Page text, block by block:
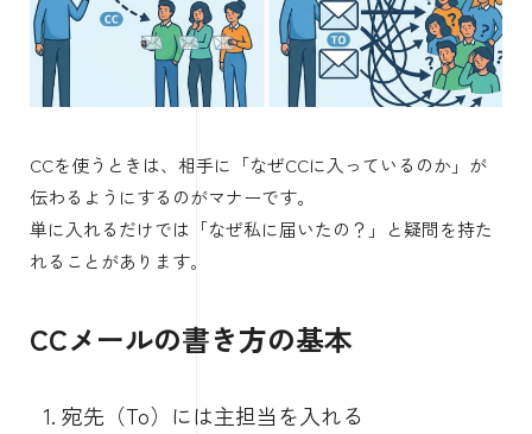
CCを使うときは、相手に「なぜCCに入っているのか」が
伝わるようにするのがマナーです。
単に入れるだけでは「なぜ私に届いたの？」と疑問を持た
れることがあります。
CCメールの書き方の基本
宛先（To）には主担当を入れる